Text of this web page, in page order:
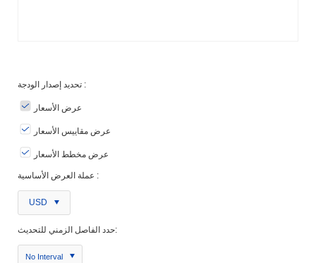
تحديد إصدار الودجة :
عرض الأسعار
عرض مقاييس الأسعار
عرض مخطط الأسعار
عملة العرض الأساسية :
USD
حدد الفاصل الزمني للتحديث:
No Interval